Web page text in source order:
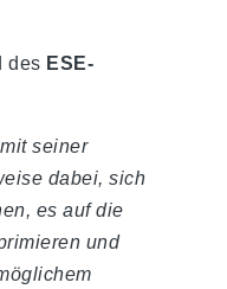
des ESE-
seiner
dabei, sich
es auf die
und